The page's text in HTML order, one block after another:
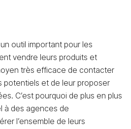
outil important pour les
vendre leurs produits et
très efficace de contacter
potentiels et de leur proposer
C’est pourquoi de plus en plus
à des agences de
l’ensemble de leurs